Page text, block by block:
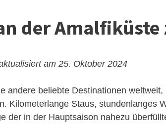
der Amalfiküste
am 25. Oktober 2024
andere beliebte Destinationen
Kilometerlange Staus, stundenlanges
der in der Hauptsaison nahezu